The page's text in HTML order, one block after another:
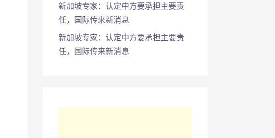
新加坡专家：认定中方要承担主要责
任，国际传来新消息
新加坡专家：认定中方要承担主要责
任，国际传来新消息